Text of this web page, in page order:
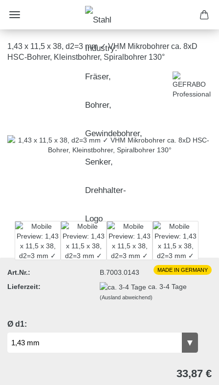
1,43 x 11,5 x 38, d2=3 mm ✓ VHM Mikrobohrer ca. 8xD
HSC-Bohrer, Kleinstbohrer, Spiralbohrer 130°
MADE IN GERMANY
Art.Nr.:
B.7003.0143
Lieferzeit:
ca. 3-4 Tage
(Ausland abweichend)
Ø d1:
33,87 €